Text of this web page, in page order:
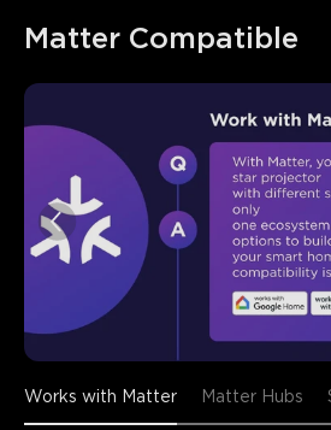
Matter Compatible
Works with Matter Matter Hubs